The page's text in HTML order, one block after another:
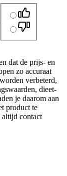
dat de prijs- en
zo accuraat
verbeterd,
dieet-
je daarom aan
product te
contact